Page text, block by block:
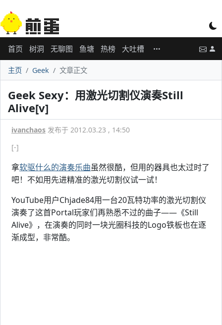
首页 树洞 无聊图 鱼塘 热榜 大吐槽
主页 Geek 文章正文
Geek Sexy：用激光切割仪演奏Still
Alive[v]
ivanchaos 发布于 2012.03.23 , 14:50
[-]
拿软驱什么的演奏乐曲虽然很酷，但用的器具也太过时了
吧！不如用先进精准的激光切割仪试一试！
YouTube用户Chjade84用一台20瓦特功率的激光切割仪
演奏了这首Portal玩家们再熟悉不过的曲子——《Still
Alive》，在演奏的同时一块光圈科技的Logo铁板也在逐
渐成型，非常酷。